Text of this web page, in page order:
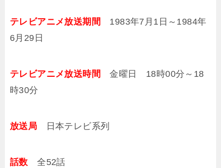
テレビアニメ放送期間 1983年7月1日～1984年
6月29日
テレビアニメ放送時間 金曜日 18時00分～18
時30分
放送局 日本テレビ系列
話数 全52話